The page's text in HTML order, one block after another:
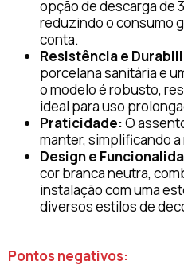
opção de descarga de
reduzindo o consumo
conta.
Resistência e
porcelana sanitária e
o modelo é robusto,
ideal para uso
Praticidade:O
manter, simplificando
Design e
cor branca neutra,
instalação com uma
diversos estilos de
Pontos negativos: